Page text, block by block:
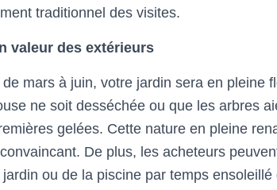
traditionnel des visites.
valeur des extérieurs
mars à juin, votre jardin sera en pleine
ne soit desséchée ou que les arbres
gelées. Cette nature en pleine
De plus, les acheteurs
jardin ou de la piscine par temps